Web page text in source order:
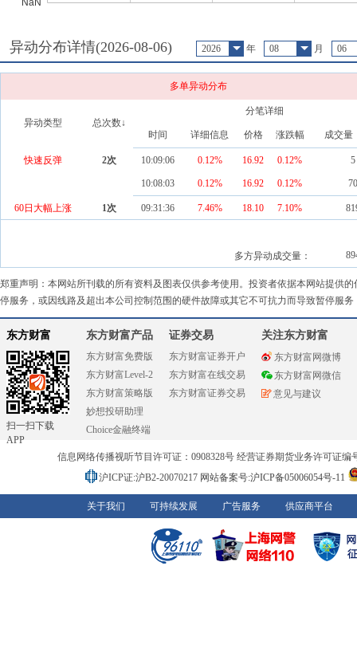
异动分布详情(2026-08-06) 2026 年 08 月 06
多单异动分布
异动类型 总次数↓
分笔详细
时间 详细信息 价格 涨跌幅 成交量
快速反弹 2次 10:09:06 0.12% 16.92 0.12% 5
10:08:03 0.12% 16.92 0.12% 70
60日大幅上涨 1次 09:31:36 7.46% 18.10 7.10%
多方异动成交量：
郑重声明：本网站所刊载的所有资料及图表仅供参考使用。投资者依据本网站提供
停服务，或因线路及超出本公司控制范围的硬件故障或其它不可抗力而导致暂停服
东方财富
扫一扫下载
APP
东方财富产品
东方财富免费版
东方财富Level-2
东方财富策略版
妙想投研助理
Choice金融终端
证券交易
东方财富证券开户
东方财富在线交易
东方财富证券交易
关注东方财富
东方财富网微博
东方财富网微信
意见与建议
信息网络传播视听节目许可证：0908328号 经营证券期货业务许可证编
沪ICP证:沪B2-20070217 网站备案号:沪ICP备05006054号-11
关于我们 可持续发展 广告服务 供应商平台